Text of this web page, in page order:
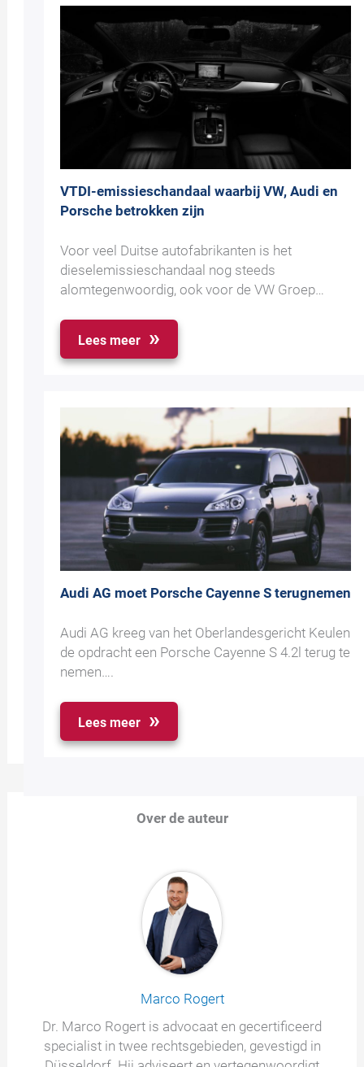
VTDI-emissieschandaal waarbij VW, Audi en
Porsche betrokken zijn
Voor veel Duitse autofabrikanten is het
dieselemissieschandaal nog steeds
alomtegenwoordig, ook voor de VW Groep…
Lees meer
Audi AG moet Porsche Cayenne S terugnemen
Audi AG kreeg van het Oberlandesgericht Keulen
de opdracht een Porsche Cayenne S 4.2l terug te
nemen….
Lees meer
Over de auteur
Marco Rogert
Dr. Marco Rogert is advocaat en gecertificeerd
specialist in twee rechtsgebieden, gevestigd in